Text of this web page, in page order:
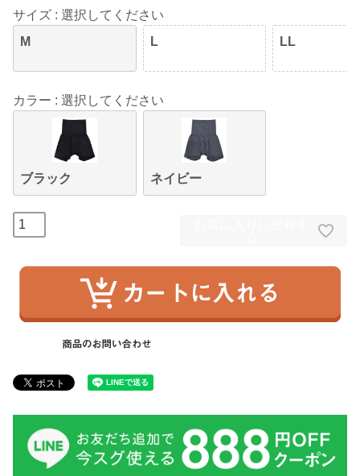
サイズ
選択してください
M
L LL
カラー 選択してください
ブラック ネイビー